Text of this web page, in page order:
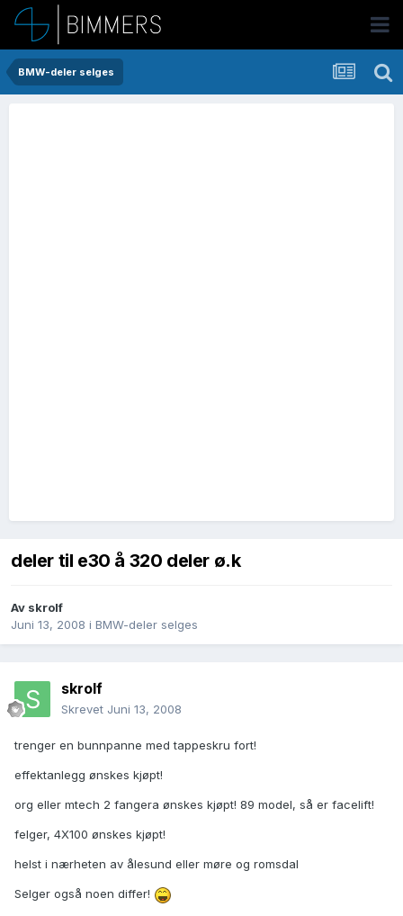
BMW-deler selges
deler til e30 å 320 deler ø.k
Av skrolf
Juni 13, 2008 i BMW-deler selges
skrolf
Skrevet Juni 13, 2008
trenger en bunnpanne med tappeskru fort!
effektanlegg ønskes kjøpt!
org eller mtech 2 fangera ønskes kjøpt! 89 model, så er facelift!
felger, 4X100 ønskes kjøpt!
helst i nærheten av ålesund eller møre og romsdal
Selger også noen differ!